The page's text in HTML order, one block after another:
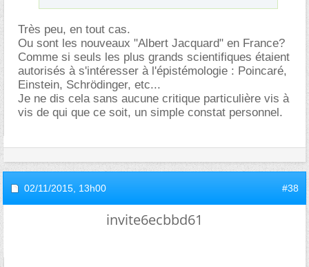
Très peu, en tout cas.
Ou sont les nouveaux "Albert Jacquard" en France?
Comme si seuls les plus grands scientifiques étaient
autorisés à s'intéresser à l'épistémologie : Poincaré,
Einstein, Schrödinger, etc...
Je ne dis cela sans aucune critique particulière vis à
vis de qui que ce soit, un simple constat personnel.
02/11/2015, 13h00 #38
invite6ecbbd61